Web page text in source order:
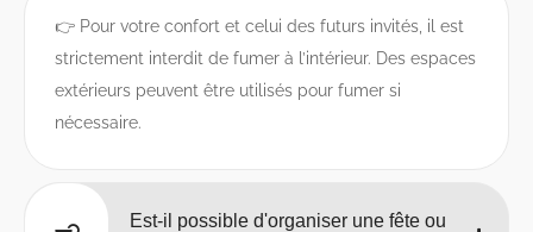
👉 Pour votre confort et celui des futurs invités, il est
strictement interdit de fumer à l’intérieur. Des espaces
extérieurs peuvent être utilisés pour fumer si
nécessaire.
Est-il possible d'organiser une fête ou